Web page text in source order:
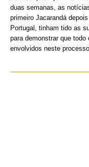
duas semanas, as
primeiro Jacarandá
Portugal, tinham tido as
para demonstrar que
envolvidos neste